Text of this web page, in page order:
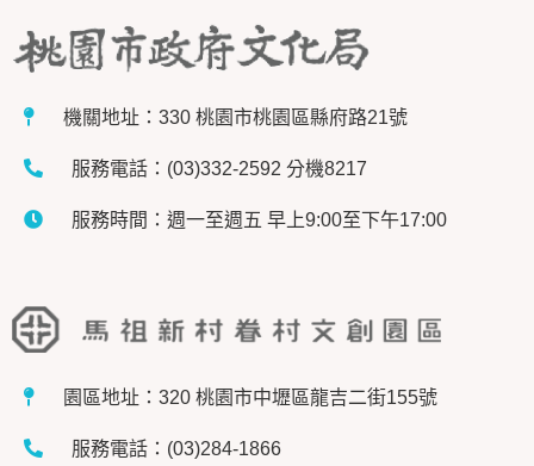
機關地址：330 桃園市桃園區縣府路21號
服務電話：(03)332-2592 分機8217
服務時間：週一至週五 早上9:00至下午17:00
園區地址：320 桃園市中壢區龍吉二街155號
服務電話：(03)284-1866